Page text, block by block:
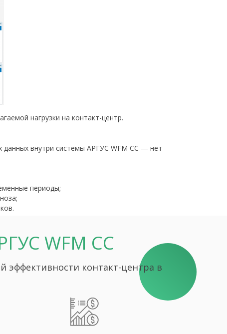
нагрузки на контакт-центр.
данных внутри системы АРГУС WFM CC — нет
периоды;
WFM CC
эффективности контакт-центра в